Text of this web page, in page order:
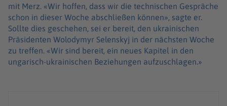
mit Merz. «Wir hoffen, dass wir die technischen Gespräche
schon in dieser Woche abschließen können», sagte er.
Sollte dies geschehen, sei er bereit, den ukrainischen
Präsidenten Wolodymyr Selenskyj in der nächsten Woche
zu treffen. «Wir sind bereit, ein neues Kapitel in den
ungarisch-ukrainischen Beziehungen aufzuschlagen.»